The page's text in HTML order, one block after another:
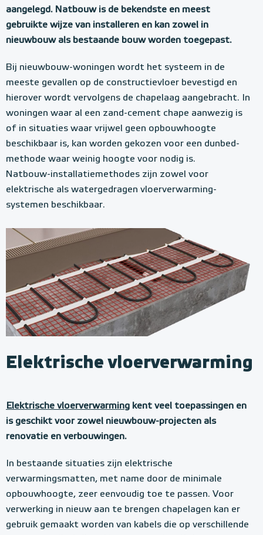
aangelegd. Natbouw is de bekendste en meest
gebruikte wijze van installeren en kan zowel in
nieuwbouw als bestaande bouw worden toegepast.
Bij nieuwbouw-woningen wordt het systeem in de
meeste gevallen op de constructievloer bevestigd en
hierover wordt vervolgens de chapelaag aangebracht. In
woningen waar al een zand-cement chape aanwezig is
of in situaties waar vrijwel geen opbouwhoogte
beschikbaar is, kan worden gekozen voor een dunbed-
methode waar weinig hoogte voor nodig is.
Natbouw-installatiemethodes zijn zowel voor
elektrische als watergedragen vloerverwarming-
systemen beschikbaar.
Elektrische vloerverwarming
Elektrische vloerverwarming kent veel toepassingen en
is geschikt voor zowel nieuwbouw-projecten als
renovatie en verbouwingen.
In bestaande situaties zijn elektrische
verwarmingsmatten, met name door de minimale
opbouwhoogte, zeer eenvoudig toe te passen. Voor
verwerking in nieuw aan te brengen chapelagen kan er
gebruik gemaakt worden van kabels die op verschillende